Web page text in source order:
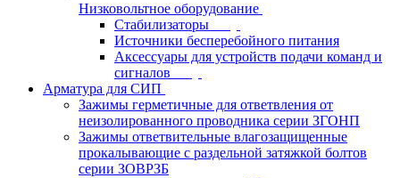
Низковольтное оборудование
Стабилизаторы
Источники бесперебойного питания
Аксессуары для устройств подачи команд и
сигналов
Арматура для СИП
Зажимы герметичные для ответвления от
неизолированного проводника серии ЗГОНП
Зажимы ответвительные влагозащищенные
прокалывающие с раздельной затяжкой болтов
серии ЗОВРЗБ